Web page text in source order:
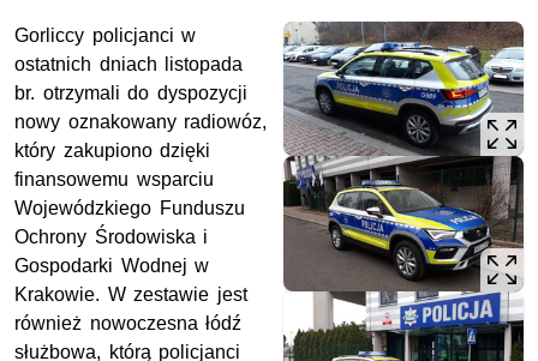
Gorliccy policjanci w
ostatnich dniach listopada
br. otrzymali do dyspozycji
nowy oznakowany radiowóz,
który zakupiono dzięki
finansowemu wsparciu
Wojewódzkiego Funduszu
Ochrony Środowiska i
Gospodarki Wodnej w
Krakowie. W zestawie jest
również nowoczesna łódź
służbowa, którą policjanci